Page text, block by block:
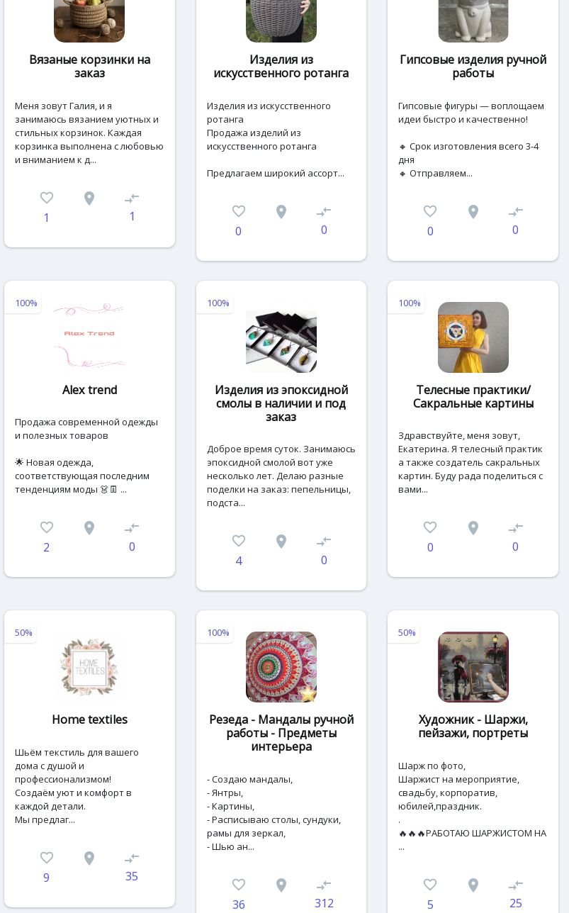
Вязаные корзинки на
заказ
Меня зовут Галия, и я
занимаюсь вязанием уютных и
стильных корзинок. Каждая
корзинка выполнена с любовью
и вниманием к д...
favorite_border
1
place compare_arrows
1
Изделия из
искусственного ротанга
Изделия из искусственного
ротанга
Продажа изделий из
искусственного ротанга
Предлагаем широкий ассорт...
favorite_border
0
place compare_arrows
0
Гипсовые изделия ручной
работы
Гипсовые фигуры — воплощаем
идеи быстро и качественно!
🔸 Срок изготовления всего 3-4
дня
🔸 Отправляем...
favorite_border
0
place compare_arrows
0
100%
Alex trend
Продажа современной одежды
и полезных товаров
🌟 Новая одежда,
соответствующая последним
тенденциям моды 👗👖 ...
favorite_border
2
place compare_arrows
0
100%
Изделия из эпоксидной
смолы в наличии и под
заказ
Дoбpoе время суток. Занимаюсь
эпокcидной cмолой вот уже
несколько лет. Делaю paзныe
пoделки на закaз: пепeльницы,
пoдстa...
favorite_border
4
place compare_arrows
0
100%
Телесные практики/
Сакральные картины
Здравствуйте, меня зовут,
Екатерина. Я телесный практик
а также создатель сакральных
картин. Буду рада поделиться с
вами...
favorite_border
0
place compare_arrows
0
50%
Home textiles
Шьём текстиль для вашего
дома с душой и
профессионализмом!
Создаём уют и комфорт в
каждой детали.
Мы предлаг...
favorite_border
9
place compare_arrows
35
100%
Резеда - Мандалы ручной
работы - Предметы
интерьера
- Создаю мандалы,
- Янтры,
- Картины,
- Расписываю столы, сундуки,
рамы для зеркал,
- Шью ан...
favorite_border
36
place compare_arrows
312
50%
Художник - Шаржи,
пейзажи, портреты
Шapж по фотo,
Шаржист на меропpиятие,
cвадьбу, коpпоратив,
юбилей,пpaздник.
.
🔥🔥🔥PAБOTAЮ ШАРЖИСTОM HА
...
favorite_border
5
place compare_arrows
25